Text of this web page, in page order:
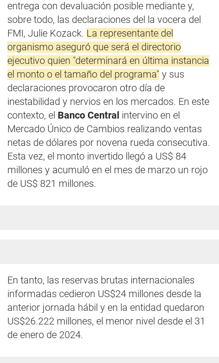
entrega con devaluación posible mediante y,
sobre todo, las declaraciones del la vocera del
FMI, Julie Kozack. La representante del
organismo aseguró que será el directorio
ejecutivo quien "determinará en última instancia
el monto o el tamaño del programa" y sus
declaraciones provocaron otro día de
inestabilidad y nervios en los mercados. En este
contexto, el Banco Central intervino en el
Mercado Único de Cambios realizando ventas
netas de dólares por novena rueda consecutiva.
Esta vez, el monto invertido llegó a US$ 84
millones y acumuló en el mes de marzo un rojo
de US$ 821 millones.
En tanto, las reservas brutas internacionales
informadas cedieron US$24 millones desde la
anterior jornada hábil y en la entidad quedaron
US$26.222 millones, el menor nivel desde el 31
de enero de 2024.